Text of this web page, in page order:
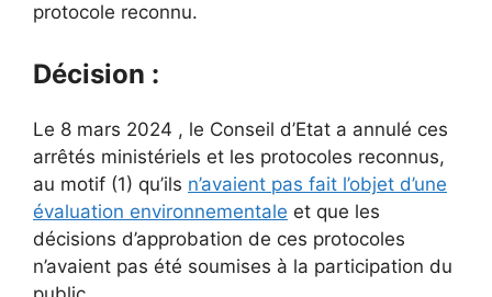
protocole reconnu.
Décision :
Le 8 mars 2024 , le Conseil d’Etat a annulé ces
arrêtés ministériels et les protocoles reconnus,
au motif (1) qu’ils n’avaient pas fait l’objet d’une
évaluation environnementale et que les
décisions d’approbation de ces protocoles
n’avaient pas été soumises à la participation du